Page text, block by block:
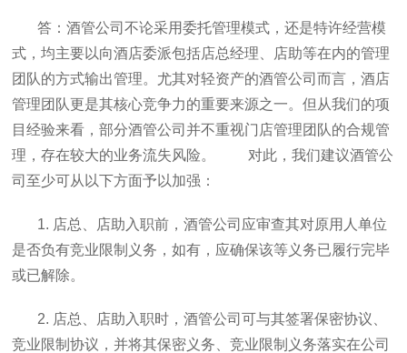
答：酒管公司不论采用委托管理模式，还是特许经营模
式，均主要以向酒店委派包括店总经理、店助等在内的管理
团队的方式输出管理。尤其对轻资产的酒管公司而言，酒店
管理团队更是其核心竞争力的重要来源之一。但从我们的项
目经验来看，部分酒管公司并不重视门店管理团队的合规管
理，存在较大的业务流失风险。 对此，我们建议酒管公
司至少可从以下方面予以加强：
1. 店总、店助入职前，酒管公司应审查其对原用人单位
是否负有竞业限制义务，如有，应确保该等义务已履行完毕
或已解除。
2. 店总、店助入职时，酒管公司可与其签署保密协议、
竞业限制协议，并将其保密义务、竞业限制义务落实在公司